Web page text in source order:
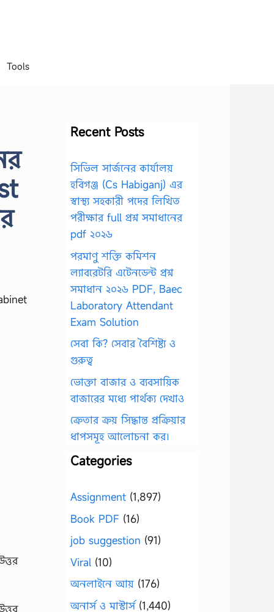
Tools
Recent Posts
সিভিল সার্জনের কার্যালয়
হবিগঞ্জ (Cs Habiganj) এর
স্বাস্থ্য সহকারী পদের লিখিত
পরীক্ষার full প্রশ্ন সমাধানের
pdf ২০২৬
পরমাণু শক্তি কমিশন
ল্যাবরেটরি এটেনডেন্ট প্রশ্ন
সমাধান ২০২৬ PDF, Baec
Laboratory Attendant
Exam Solution
সেবা কি? সেবার বৈশিষ্ট্য ও
গুরুত্ব
ভোক্তা বাজার ও ব্যবসায়িক
বাজারের মধ্যে পার্থক্য দেখাও
ক্রেতার ক্রয় সিদ্ধান্ত প্রক্রিয়ার
ধাপসমূহ আলোচনা কর।
Categories
Assignment (1,897)
Book PDF (16)
job suggestion (91)
Viral (10)
অনলাইনে আয় (176)
অনার্স ও মাস্টার্স(1,440)